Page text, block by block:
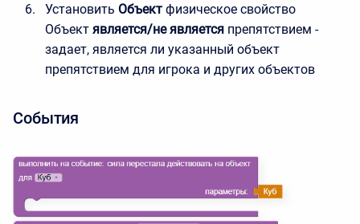
Установить Объект физическое свойство
Объект является/не является препятствием -
задает, является ли указанный объект
препятствием для игрока и других объектов
События